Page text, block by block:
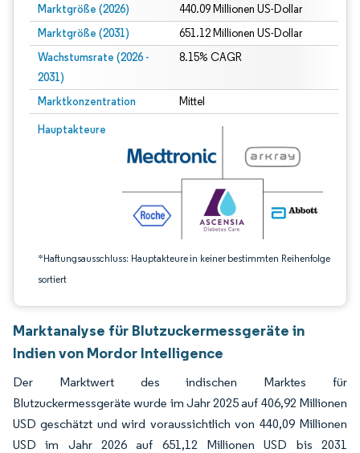
Marktgröße (2026) 440.09 Millionen US-Dollar
Marktgröße (2031) 651.12 Millionen US-Dollar
Wachstumsrate (2026 -
2031)
8.15% CAGR
Marktkonzentration Mittel
Hauptakteure
*Haftungsausschluss: Hauptakteure in keiner bestimmten Reihenfolge
sortiert
Bild © Mordor Intelligence. Wiederverwendung erfordert Namensnennung
Marktanalyse für Blutzuckermessgeräte in
Indien von Mordor Intelligence
Der Marktwert des indischen Marktes für
Blutzuckermessgeräte wurde im Jahr 2025 auf 406,92 Millionen
USD geschätzt und wird voraussichtlich von 440,09 Millionen
USD im Jahr 2026 auf 651,12 Millionen USD bis 2031